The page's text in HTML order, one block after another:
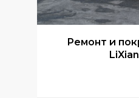
Ремонт и